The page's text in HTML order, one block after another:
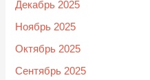
Декабрь 2025
Ноябрь 2025
Октябрь 2025
Сентябрь 2025